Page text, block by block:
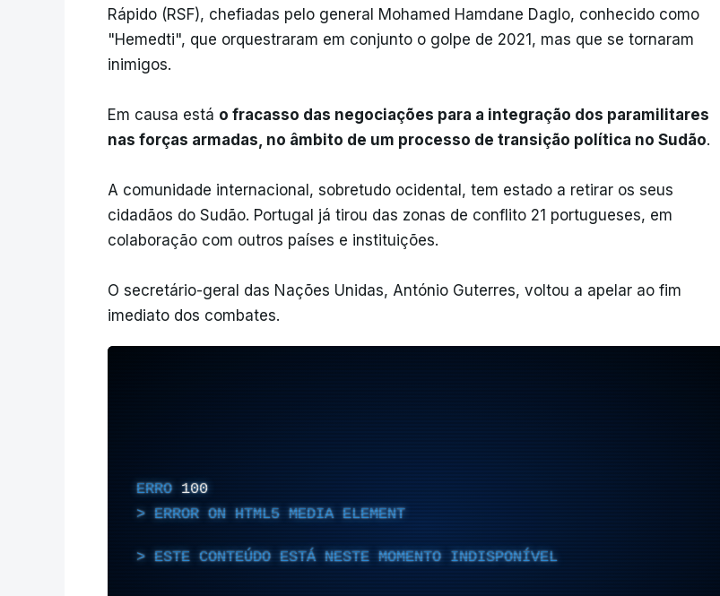
Rápido (RSF), chefiadas pelo general Mohamed Hamdane Daglo, conhecido como
"Hemedti", que orquestraram em conjunto o golpe de 2021, mas que se tornaram
inimigos.
Em causa está o fracasso das negociações para a integração dos paramilitares
nas forças armadas, no âmbito de um processo de transição política no Sudão.
A comunidade internacional, sobretudo ocidental, tem estado a retirar os seus
cidadãos do Sudão. Portugal já tirou das zonas de conflito 21 portugueses, em
colaboração com outros países e instituições.
O secretário-geral das Nações Unidas, António Guterres, voltou a apelar ao fim
imediato dos combates.
ERRO 100
ERROR ON HTML5 MEDIA ELEMENT
ESTE CONTEÚDO ESTÁ NESTE MOMENTO INDISPONÍVEL